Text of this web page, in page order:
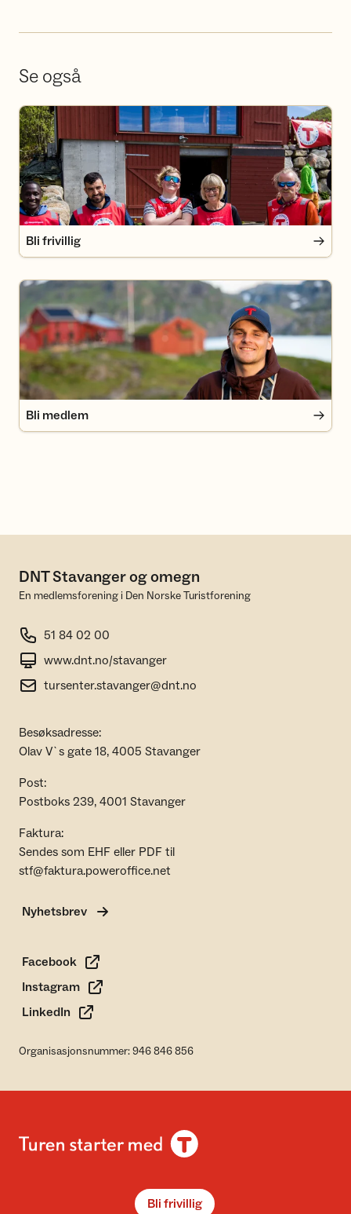
Se også
Bli frivillig
Bli frivillig
Bli medlem
Bli medlem
DNT Stavanger og omegn
En medlemsforening i Den Norske Turistforening
51 84 02 00
www.dnt.no/stavanger
tursenter.stavanger@dnt.no
Besøksadresse:
Olav V`s gate 18, 4005 Stavanger
Post:
Postboks 239, 4001 Stavanger
Faktura:
Sendes som EHF eller PDF til
stf@faktura.poweroffice.net
Nyhetsbrev
Facebook
Instagram
LinkedIn
Organisasjonsnummer: 946 846 856
Bli frivillig